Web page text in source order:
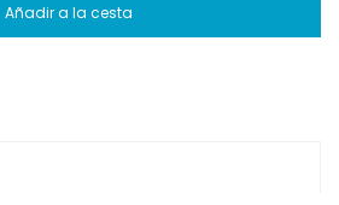
Añadir a la cesta